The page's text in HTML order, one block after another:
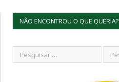
NÃO ENCONTROU O QUE QUERIA?